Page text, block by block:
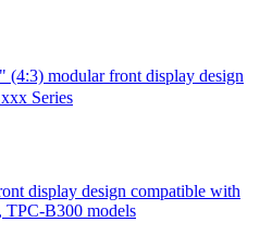
(4:3) modular front display design
Series
display design compatible with
B300 models